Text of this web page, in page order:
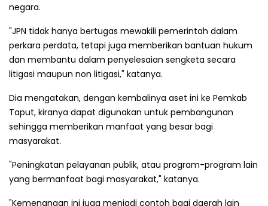
negara.
"JPN tidak hanya bertugas mewakili pemerintah dalam
perkara perdata, tetapi juga memberikan bantuan hukum
dan membantu dalam penyelesaian sengketa secara
litigasi maupun non litigasi," katanya.
Dia mengatakan, dengan kembalinya aset ini ke Pemkab
Taput, kiranya dapat digunakan untuk pembangunan
sehingga memberikan manfaat yang besar bagi
masyarakat.
"Peningkatan pelayanan publik, atau program-program lain
yang bermanfaat bagi masyarakat," katanya.
"Kemenangan ini juga menjadi contoh bagi daerah lain